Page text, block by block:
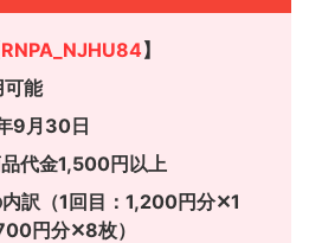
RNPA_NJHU84】
能
9月30日
代金1,500円以上
訳（1回目：1,200円分✕1
円分✕8枚）